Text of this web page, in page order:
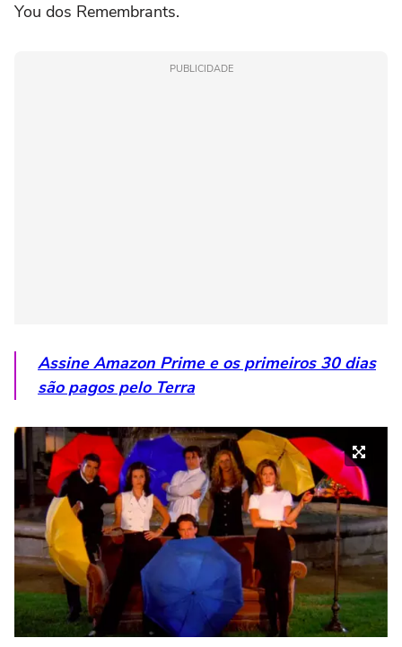
You dos Remembrants.
PUBLICIDADE
Assine Amazon Prime e os primeiros 30 dias
são pagos pelo Terra